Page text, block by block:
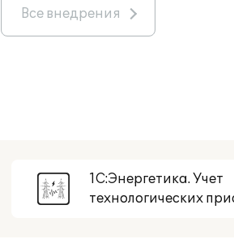
Все внедрения
1С:Энергетика. Учет
технологических